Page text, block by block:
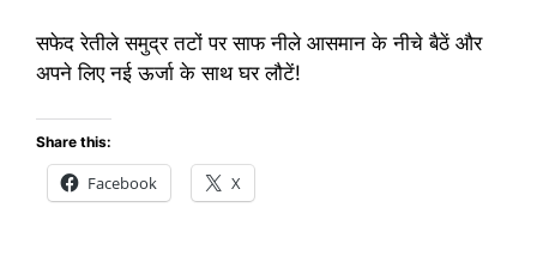
सफेद रेतीले समुद्र तटों पर साफ नीले आसमान के नीचे बैठें और
अपने लिए नई ऊर्जा के साथ घर लौटें!
Share this:
Facebook X